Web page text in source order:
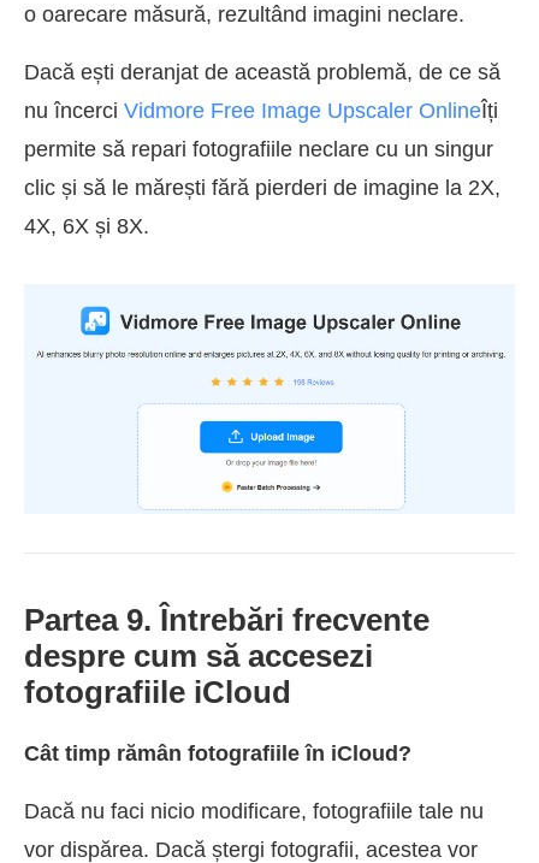
o oarecare măsură, rezultând imagini neclare.
Dacă ești deranjat de această problemă, de ce să
nu încerci Vidmore Free Image Upscaler OnlineÎți
permite să repari fotografiile neclare cu un singur
clic și să le mărești fără pierderi de imagine la 2X,
4X, 6X și 8X.
Partea 9. Întrebări frecvente
despre cum să accesezi
fotografiile iCloud
Cât timp rămân fotografiile în iCloud?
Dacă nu faci nicio modificare, fotografiile tale nu
vor dispărea. Dacă ștergi fotografii, acestea vor